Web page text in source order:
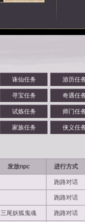
诛仙任务 游历任
寻宝任务 奇遇任
试炼任务 师门任
家族任务 侠义任
发放npc 进行方式
跑路对话
跑路对话
三尾妖狐鬼魂 跑路对话